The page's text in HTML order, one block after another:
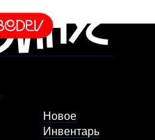
Новое
Инвентарь